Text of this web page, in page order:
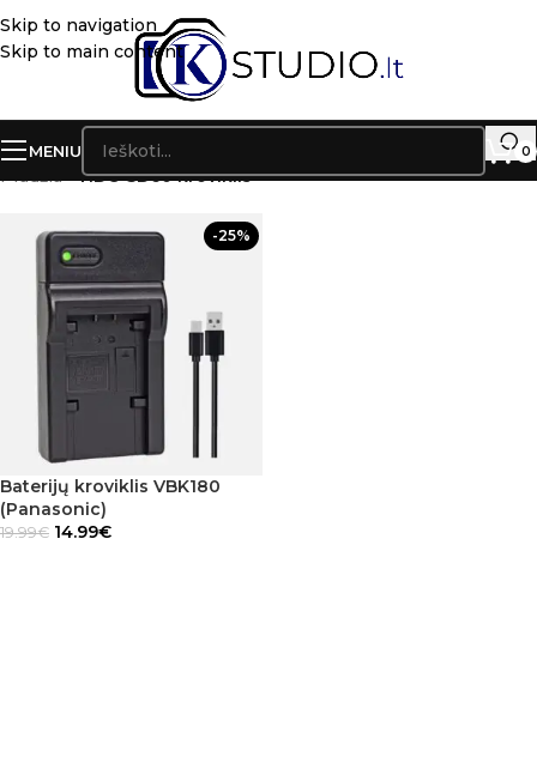
Skip to navigation
Skip to main content
MENIU 0
Pradžia»HDC-SD60 kroviklis
-25%
Baterijų kroviklis VBK180
(Panasonic)
19.99€ 14.99€